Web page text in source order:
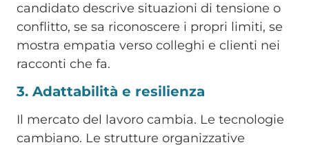
candidato descrive situazioni di tensione o
conflitto, se sa riconoscere i propri limiti, se
mostra empatia verso colleghi e clienti nei
racconti che fa.
3. Adattabilità e resilienza
Il mercato del lavoro cambia. Le tecnologie
cambiano. Le strutture organizzative